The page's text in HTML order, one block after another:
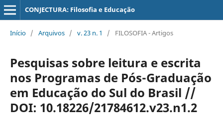
CONJECTURA: Filosofia e Educação
Início / Arquivos / v. 23 n. 1 / FILOSOFIA - Artigos
Pesquisas sobre leitura e escrita
nos Programas de Pós-Graduação
em Educação do Sul do Brasil //
DOI: 10.18226/21784612.v23.n1.2